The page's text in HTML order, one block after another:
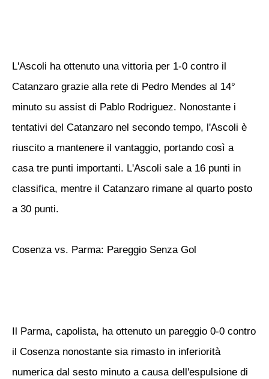
L'Ascoli ha ottenuto una vittoria per 1-0 contro il
Catanzaro grazie alla rete di Pedro Mendes al 14°
minuto su assist di Pablo Rodriguez. Nonostante i
tentativi del Catanzaro nel secondo tempo, l'Ascoli è
riuscito a mantenere il vantaggio, portando così a
casa tre punti importanti. L'Ascoli sale a 16 punti in
classifica, mentre il Catanzaro rimane al quarto posto
a 30 punti.
Cosenza vs. Parma: Pareggio Senza Gol
Il Parma, capolista, ha ottenuto un pareggio 0-0 contro
il Cosenza nonostante sia rimasto in inferiorità
numerica dal sesto minuto a causa dell'espulsione di